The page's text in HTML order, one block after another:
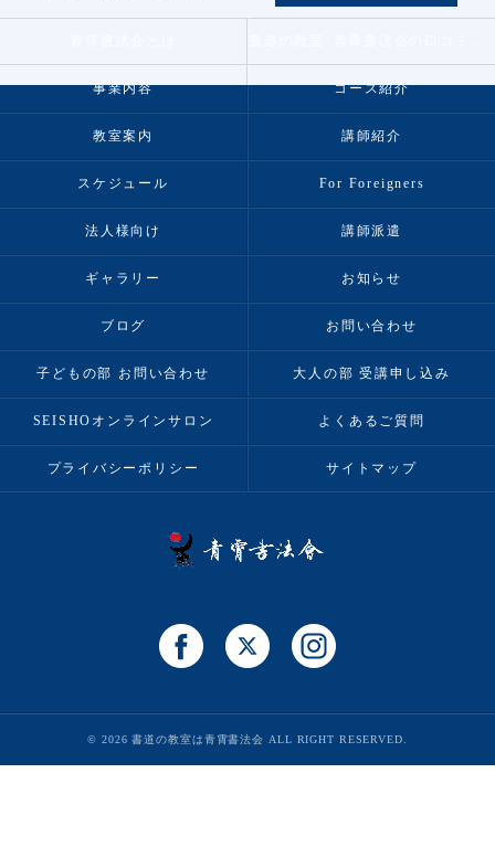
事業内容 コース紹介
教室案内 講師紹介
スケジュール For Foreigners
法人様向け 講師派遣
ギャラリー お知らせ
ブログ お問い合わせ
子どもの部 お問い合わせ 大人の部 受講申し込み
SEISHOオンラインサロン よくあるご質問
プライバシーポリシー サイトマップ
© 2026 書道の教室は青霄書法会 ALL RIGHT RESERVED.